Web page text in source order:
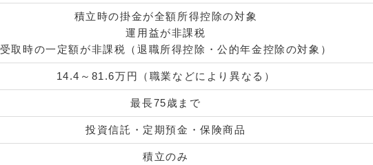
積立時の掛金が全額所得控除の対象
運用益が非課税
受取時の一定額が非課税（退職所得控除・公的年金控除の対象）
14.4～81.6万円（職業などにより異なる）
最長75歳まで
投資信託・定期預金・保険商品
積立のみ